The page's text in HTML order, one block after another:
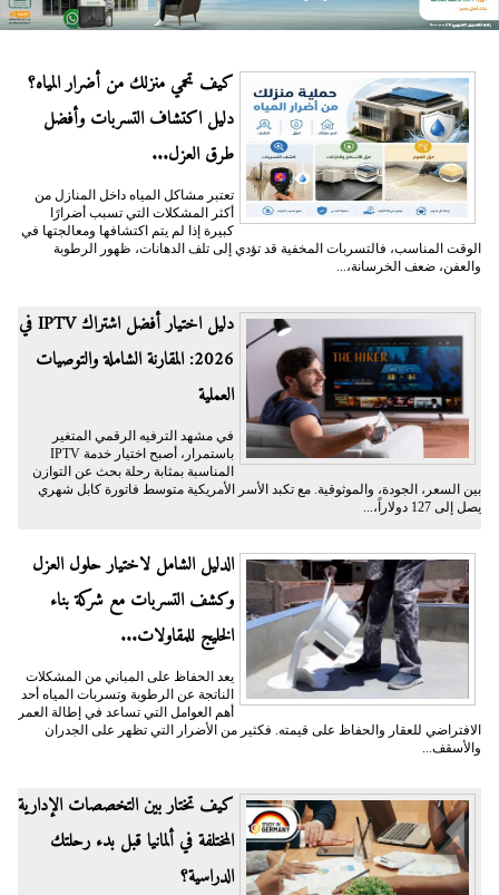
كيف تحمي منزلك من أضرار المياه؟
دليل اكتشاف التسربات وأفضل
طرق العزل...
تعتبر مشاكل المياه داخل المنازل من
أكثر المشكلات التي تسبب أضرارًا
كبيرة إذا لم يتم اكتشافها ومعالجتها في
الوقت المناسب، فالتسربات المخفية قد تؤدي إلى تلف الدهانات، ظهور الرطوبة
والعفن، ضعف الخرسانة،...
دليل اختيار أفضل اشتراك IPTV في
2026: المقارنة الشاملة والتوصيات
العملية
في مشهد الترفيه الرقمي المتغير
باستمرار، أصبح اختيار خدمة IPTV
المناسبة بمثابة رحلة بحث عن التوازن
بين السعر، الجودة، والموثوقية. مع تكبد الأسر الأمريكية متوسط فاتورة كابل شهري
يصل إلى 127 دولاراً،...
الدليل الشامل لاختيار حلول العزل
وكشف التسربات مع شركة بناء
الخليج للمقاولات...
يعد الحفاظ على المباني من المشكلات
الناتجة عن الرطوبة وتسربات المياه أحد
أهم العوامل التي تساعد في إطالة العمر
الافتراضي للعقار والحفاظ على قيمته. فكثير من الأضرار التي تظهر على الجدران
والأسقف...
كيف تختار بين التخصصات الإدارية
المختلفة في ألمانيا قبل بدء رحلتك
الدراسية؟